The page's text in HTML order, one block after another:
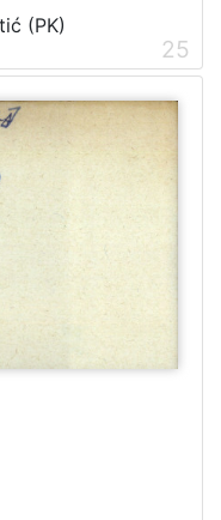
(PK)
25